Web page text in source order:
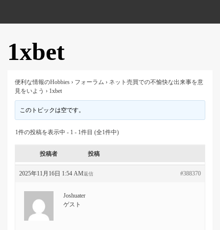
1xbet
便利な情報のHobbies › フォーラム › ネット売買での不愉快な出来事を意
見をいよう › 1xbet
このトピックは空です。
1件の投稿を表示中 - 1 - 1件目 (全1件中)
投稿者 投稿
2025年11月16日 1:54 AM #388370
返信
Joshuater
ゲスト